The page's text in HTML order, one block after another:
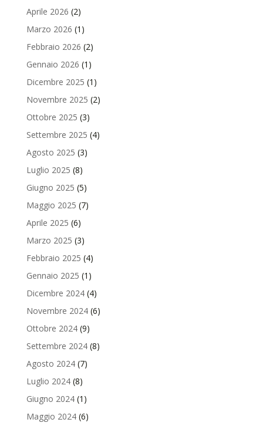
Aprile 2026 (2)
Marzo 2026 (1)
Febbraio 2026 (2)
Gennaio 2026 (1)
Dicembre 2025 (1)
Novembre 2025 (2)
Ottobre 2025 (3)
Settembre 2025 (4)
Agosto 2025 (3)
Luglio 2025 (8)
Giugno 2025 (5)
Maggio 2025 (7)
Aprile 2025 (6)
Marzo 2025 (3)
Febbraio 2025 (4)
Gennaio 2025 (1)
Dicembre 2024(4)
Novembre 2024(6)
Ottobre 2024(9)
Settembre 2024(8)
Agosto 2024(7)
Luglio 2024(8)
Giugno 2024(1)
Maggio 2024(6)